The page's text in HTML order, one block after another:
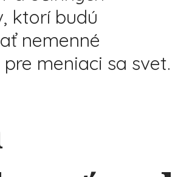
ktorí budú
nemenné
meniaci sa svet.